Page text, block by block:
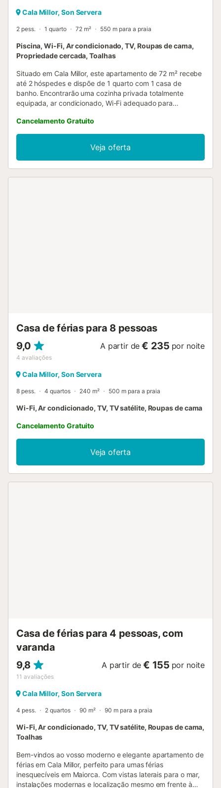
Cala Millor, Son Servera
2 pess. 1 quarto 72 m² 550 m para a praia
Piscina, Wi-Fi, Ar condicionado, TV, Roupas de cama,
Propriedade cercada, Toalhas
Situado em Cala Millor, este apartamento de 72 m² recebe
até 2 hóspedes e dispõe de 1 quarto com 1 casa de
banho. Encontrarão uma cozinha privada totalmente
equipada, ar condicionado, Wi-Fi adequado para
apartamento inclui cama de bebé e cadeira alta, tornando-
o adequado para famílias com crianças pequenas. Saíam
para a vossa varanda privada para desfrutar de ar fresco.
No exterior, podem dar um mergulho refrescante na
piscina partilhada, perfeita para relaxar durante a vossa
Cancelamento Gratuito
Veja oferta
Casa de férias para 8 pessoas
9,0
4 avaliações
A partir de € 235 por noite
Cala Millor, Son Servera
8 pess. 4 quartos 240 m² 500 m para a praia
Wi-Fi, Ar condicionado, TV, TV satélite, Roupas de cama
Cancelamento Gratuito
Veja oferta
Casa de férias para 4 pessoas, com
varanda
9,8
11 avaliações
A partir de € 155 por noite
Cala Millor, Son Servera
4 pess. 2 quartos 90 m² 90 m para a praia
Wi-Fi, Ar condicionado, TV, TV satélite, Roupas de cama,
Toalhas
Bem-vindos ao vosso moderno e elegante apartamento de
férias em Cala Millor, perfeito para umas férias
inesquecíveis em Maiorca. Com vistas laterais para o mar,
instalações modernas e localização mesmo em frente à